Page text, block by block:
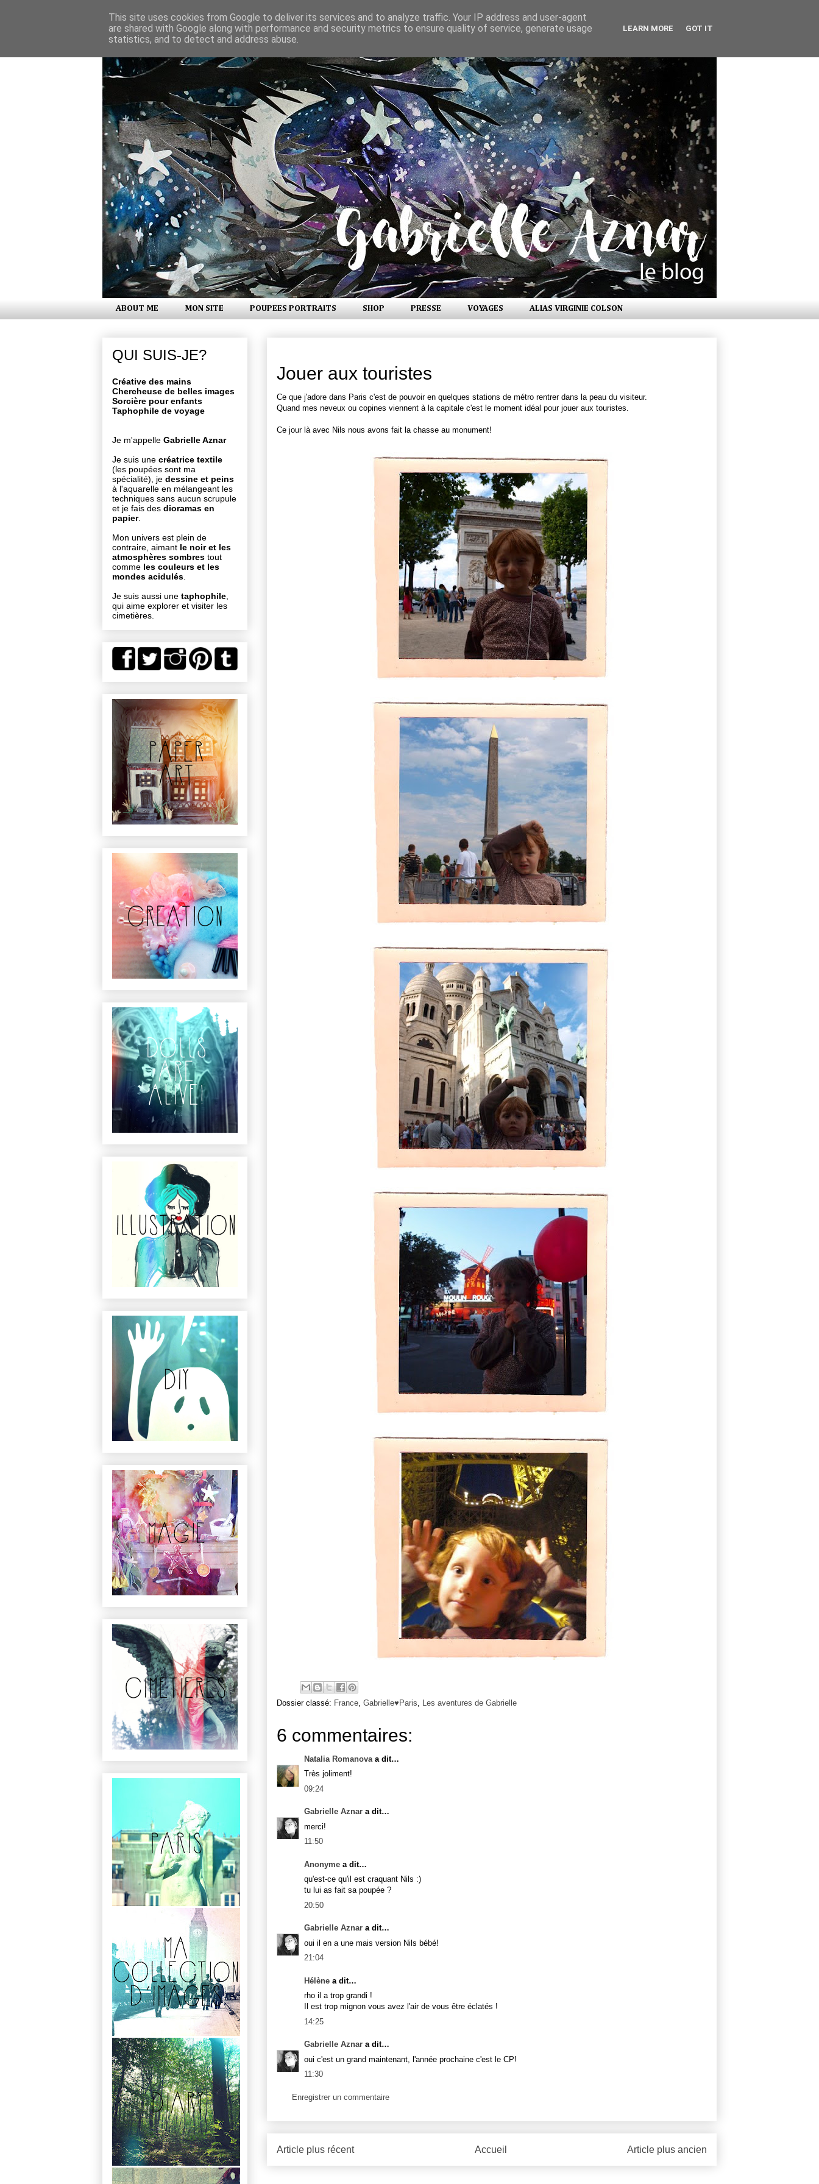
ABOUT ME MON SITE POUPEES PORTRAITS SHOP PRESSE VOYAGES ALIAS VIRGINIE COLSON
Jouer aux touristes
Ce que j'adore dans Paris c'est de pouvoir en quelques stations de métro rentrer dans la peau du visiteur.
Quand mes neveux ou copines viennent à la capitale c'est le moment idéal pour jouer aux touristes.
Ce jour là avec Nils nous avons fait la chasse au monument!
Dossier classé: France Gabrielle♥Paris Les aventures de Gabrielle
6 commentaires:
Natalia Romanova a dit…
Très joliment!
09:24
Gabrielle Aznar a dit…
merci!
11:50
Anonyme a dit…
qu'est-ce qu'il est craquant Nils :)
tu lui as fait sa poupée ?
20:50
Gabrielle Aznar a dit…
oui il en a une mais version Nils bébé!
21:04
Hélène a dit…
rho il a trop grandi !
Il est trop mignon vous avez l'air de vous être éclatés !
14:25
Gabrielle Aznar a dit…
oui c'est un grand maintenant, l'année prochaine c'est le CP!
11:30
Enregistrer un commentaire
Article plus récent Article plus ancien
Accueil
QUI SUIS-JE?
Créative des mains
Chercheuse de belles images
Sorcière pour enfants
Taphophile de voyage
Je m'appelle Gabrielle Aznar
Je suis une créatrice textile
(les poupées sont ma
spécialité), je dessine et peins
à l'aquarelle en mélangeant les
techniques sans aucun scrupule
et je fais des dioramas en
papier.
Mon univers est plein de
contraire, aimant le noir et les
atmosphères sombres tout
comme les couleurs et les
mondes acidulés
Je suis aussi une taphophile
qui aime explorer et visiter les
cimetières.
This site uses cookies from Google to deliver its services and to analyze traffic. Your IP address and user-agent
are shared with Google along with performance and security metrics to ensure quality of service, generate usage
statistics, and to detect and address abuse.
LEARN MORE GOT IT